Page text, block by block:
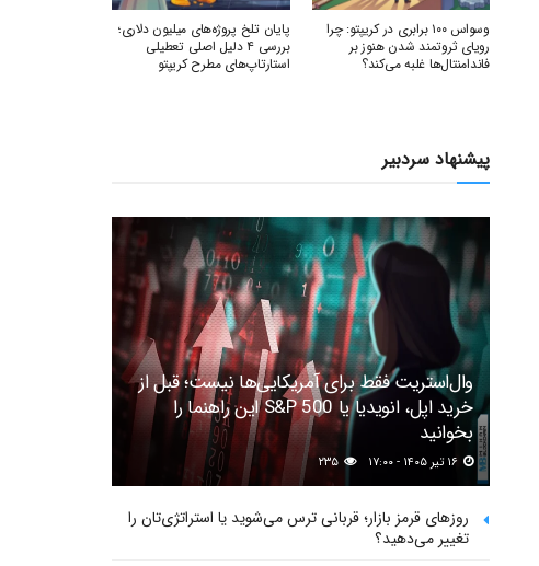
وسواس ۱۰۰ برابری در کریپتو: چرا
رویای ثروتمند شدن هنوز بر
فاندامنتال‌ها غلبه می‌کند؟
پایان تلخ پروژه‌های میلیون دلاری؛
بررسی ۴ دلیل اصلی تعطیلی
استارتاپ‌های مطرح کریپتو
پیشنهاد سردبیر
وال‌استریت فقط برای آمریکایی‌ها نیست؛ قبل از
خرید اپل، انویدیا یا S&P 500 این راهنما را
بخوانید
روزهای قرمز بازار؛ قربانی ترس می‌شوید یا استراتژی‌تان را
تغییر می‌دهید؟